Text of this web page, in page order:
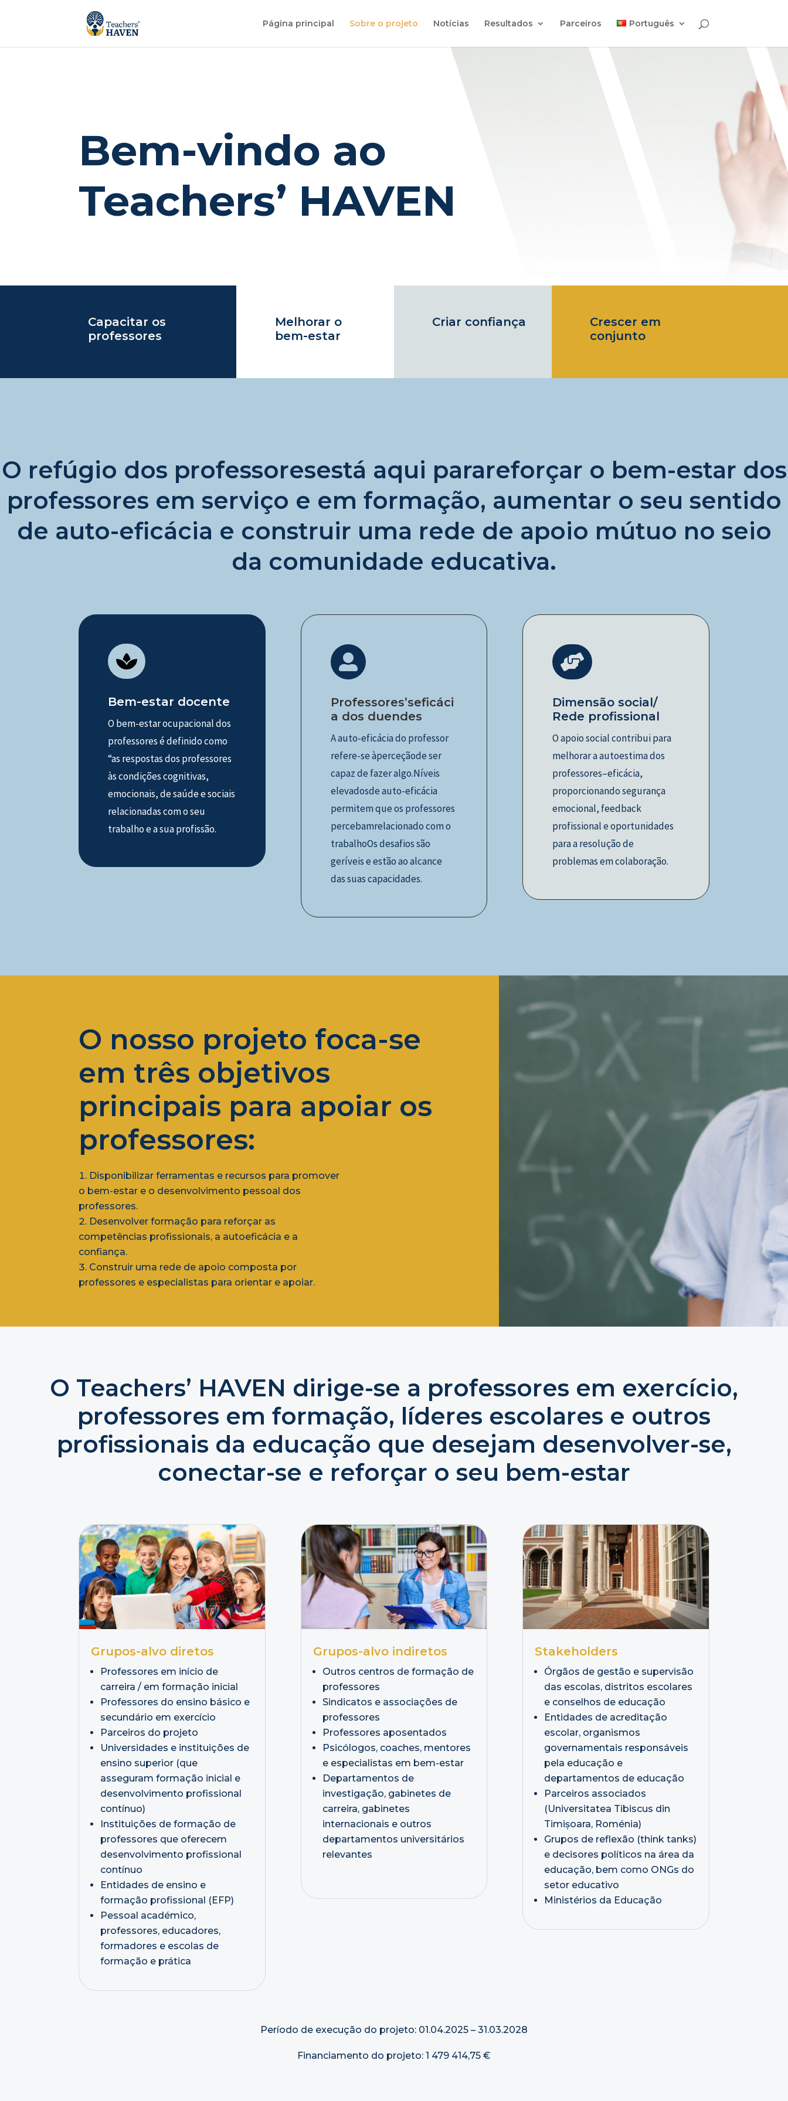
Página principal Sobre o projeto Notícias Resultados Parceiros Português
Bem-vindo ao
Teachers’ HAVEN
Capacitar os
professores
Melhorar o
bem-estar
Criar confiança
Crescer em
conjunto
O refúgio dos professoresestá aqui parareforçar o bem-estar dos
professores em serviço e em formação, aumentar o seu sentido
de auto-eficácia e construir uma rede de apoio mútuo no seio
da comunidade educativa.

Bem-estar docente
O bem-estar ocupacional dos
professores é definido como
“as respostas dos professores
às condições cognitivas,
emocionais, de saúde e sociais
relacionadas com o seu
trabalho e a sua profissão.

Professores’seficáci
a dos duendes
A auto-eficácia do professor
refere-se àperceçãode ser
capaz de fazer algo.Níveis
elevadosde auto-eficácia
permitem que os professores
percebamrelacionado com o
trabalhoOs desafios são
geríveis e estão ao alcance
das suas capacidades.

Dimensão social/
Rede profissional
O apoio social contribui para
melhorar a autoestima dos
professores–eficácia,
proporcionando segurança
emocional, feedback
profissional e oportunidades
para a resolução de
problemas em colaboração.
O nosso projeto foca-se
em três objetivos
principais para apoiar os
professores:
Disponibilizar ferramentas e recursos para promover
o bem-estar e o desenvolvimento pessoal dos
professores.
Desenvolver formação para reforçar as
competências profissionais, a autoeficácia e a
confiança.
Construir uma rede de apoio composta por
professores e especialistas para orientar e apoiar.
O Teachers’ HAVEN dirige-se a professores em exercício,
professores em formação, líderes escolares e outros
profissionais da educação que desejam desenvolver-se,
conectar-se e reforçar o seu bem-estar
Grupos-alvo diretos
Professores em início de
carreira / em formação inicial
Professores do ensino básico e
secundário em exercício
Parceiros do projeto
Universidades e instituições de
ensino superior (que
asseguram formação inicial e
desenvolvimento profissional
contínuo)
Instituições de formação de
professores que oferecem
desenvolvimento profissional
contínuo
Entidades de ensino e
formação profissional (EFP)
Pessoal académico,
professores, educadores,
formadores e escolas de
formação e prática
Grupos-alvo indiretos
Outros centros de formação de
professores
Sindicatos e associações de
professores
Professores aposentados
Psicólogos, coaches, mentores
e especialistas em bem-estar
Departamentos de
investigação, gabinetes de
carreira, gabinetes
internacionais e outros
departamentos universitários
relevantes
Stakeholders
Órgãos de gestão e supervisão
das escolas, distritos escolares
e conselhos de educação
Entidades de acreditação
escolar, organismos
governamentais responsáveis
pela educação e
departamentos de educação
Parceiros associados
(Universitatea Tibiscus din
Timișoara, Roménia)
Grupos de reflexão (think tanks)
e decisores políticos na área da
educação, bem como ONGs do
setor educativo
Ministérios da Educação
Período de execução do projeto: 01.04.2025 – 31.03.2028
Financiamento do projeto: 1 479 414,75 €